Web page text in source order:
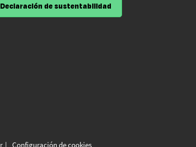
Declaración de sustentabilidad
Configuración de cookies